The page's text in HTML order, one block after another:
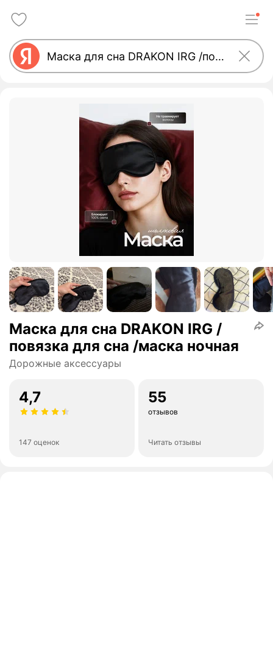
Маска для сна DRAKON IRG /
повязка для сна /маска ночная
Дорожные аксессуары
4,7
147 оценок
55
отзывов
Читать отзывы